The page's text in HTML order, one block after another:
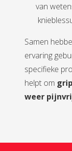
van
Samen
ervaring
specifieke
helpt om
weer